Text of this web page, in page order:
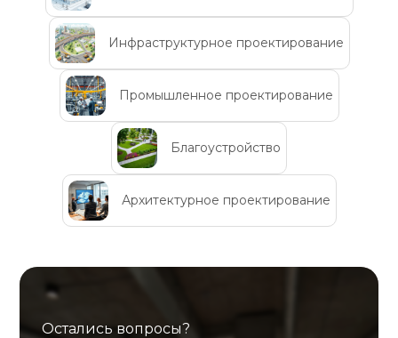
Инфраструктурное проектирование
Промышленное проектирование
Благоустройство
Архитектурное проектирование
Остались вопросы?